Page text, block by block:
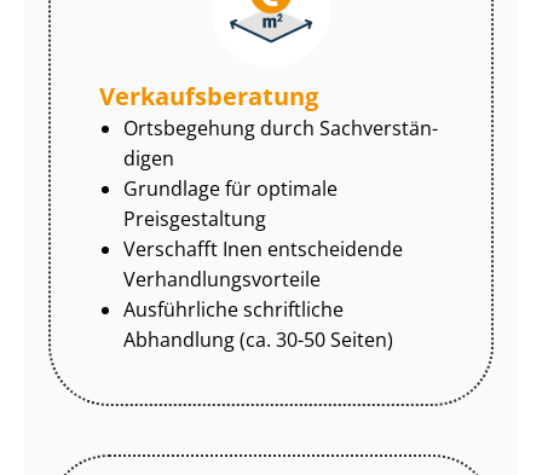
Ver­kaufs­be­ra­tung
Ortsbegehung durch Sach­ver­stän­
di­gen
Grundlage für optimale
Preisgestaltung
Verschafft Inen entscheidende
Ver­hand­lungs­vor­tei­le
Ausführliche schriftliche
Abhandlung (ca. 30-50 Seiten)